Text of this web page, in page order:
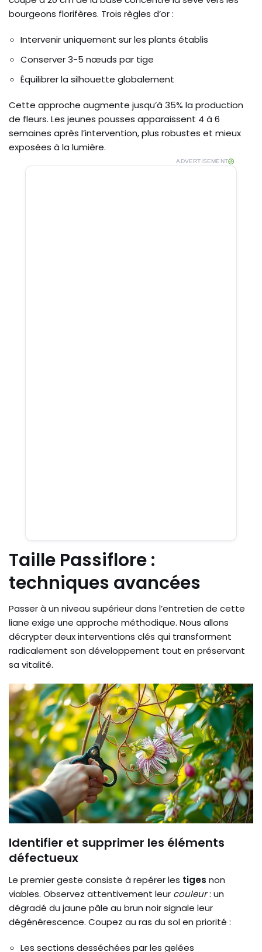
bourgeons florifères. Trois règles d’or :
Intervenir uniquement sur les plants établis
Conserver 3-5 nœuds par tige
Équilibrer la silhouette globalement
Cette approche augmente jusqu’à 35% la production
de fleurs. Les jeunes pousses apparaissent 4 à 6
semaines après l’intervention, plus robustes et mieux
exposées à la lumière.
ADVERTISEMENT
Taille Passiflore :
techniques avancées
Passer à un niveau supérieur dans l’entretien de cette
liane exige une approche méthodique. Nous allons
décrypter deux interventions clés qui transforment
radicalement son développement tout en préservant
sa vitalité.
Identifier et supprimer les éléments
défectueux
Le premier geste consiste à repérer les tiges non
viables. Observez attentivement leur couleur: un
dégradé du jaune pâle au brun noir signale leur
dégénérescence. Coupez au ras du sol en priorité :
Les sections desséchées par les gelées